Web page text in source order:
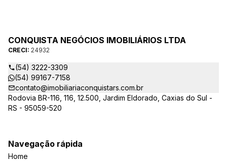
CONQUISTA NEGÓCIOS IMOBILIÁRIOS LTDA
CRECI: 24932
(54) 3222-3309
(54) 99167-7158
contato@imobiliariaconquistars.com.br
Rodovia BR-116, 116, 12.500, Jardim Eldorado, Caxias do Sul -
RS - 95059-520
Navegação rápida
Home